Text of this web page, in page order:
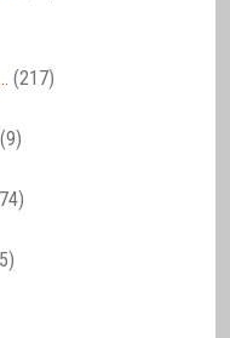
(217)
(9)